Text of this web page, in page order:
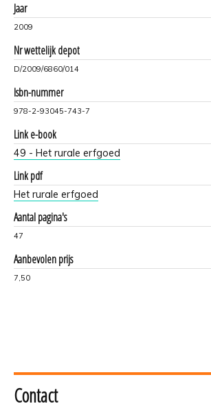
Jaar
2009
Nr wettelijk depot
D/2009/6860/014
Isbn-nummer
978-2-93045-743-7
Link e-book
49 - Het rurale erfgoed
Link pdf
Het rurale erfgoed
Aantal pagina's
47
Aanbevolen prijs
7,50
Contact